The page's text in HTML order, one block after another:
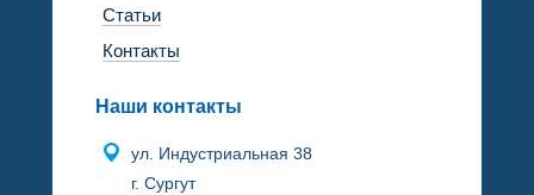
Статьи
Контакты
Наши контакты
ул. Индустриальная 38
г. Сургут